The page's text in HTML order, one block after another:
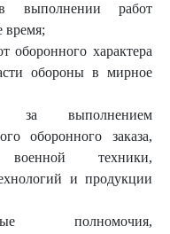
выполнении работ
время;
оборонного характера
обороны в мирное
за выполнением
оборонного заказа,
военной техники,
и продукции
полномочия,